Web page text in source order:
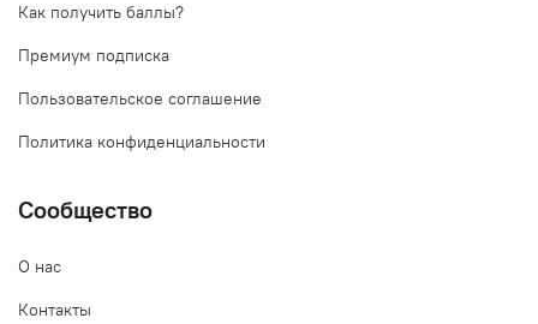
Как получить баллы?
Премиум подписка
Пользовательское соглашение
Политика конфиденциальности
Сообщество
О нас
Контакты